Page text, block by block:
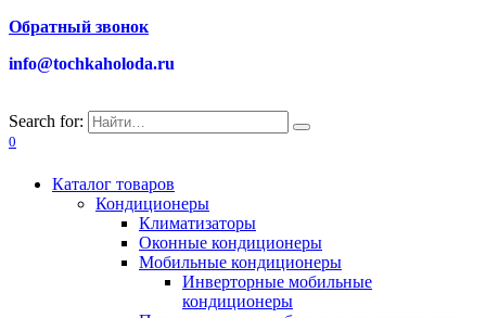
Обратный звонок
info@tochkaholoda.ru
Search for:
0
Каталог товаров
Кондиционеры
Климатизаторы
Оконные кондиционеры
Мобильные кондиционеры
Инверторные мобильные
кондиционеры